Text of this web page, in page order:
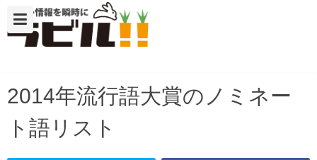
2014年流行語大賞のノミネー
ト語リスト